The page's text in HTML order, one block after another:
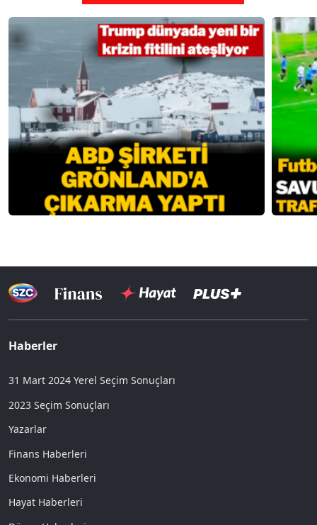
Haberler
31 Mart 2024 Yerel Seçim Sonuçları
2023 Seçim Sonuçları
Yazarlar
Finans Haberleri
Ekonomi Haberleri
Hayat Haberleri